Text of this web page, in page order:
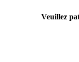
Veuillez